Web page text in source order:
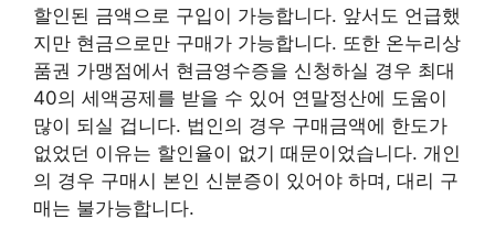
할인된 금액으로 구입이 가능합니다. 앞서도 언급했
지만 현금으로만 구매가 가능합니다. 또한 온누리상
품권 가맹점에서 현금영수증을 신청하실 경우 최대
40의 세액공제를 받을 수 있어 연말정산에 도움이
많이 되실 겁니다. 법인의 경우 구매금액에 한도가
없었던 이유는 할인율이 없기 때문이었습니다. 개인
의 경우 구매시 본인 신분증이 있어야 하며, 대리 구
매는 불가능합니다.